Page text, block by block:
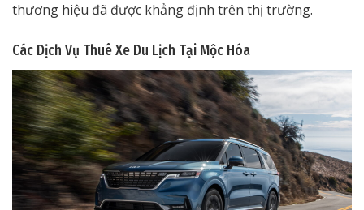
thương hiệu đã được khẳng định trên thị trường.
Các Dịch Vụ Thuê Xe Du Lịch Tại Mộc Hóa